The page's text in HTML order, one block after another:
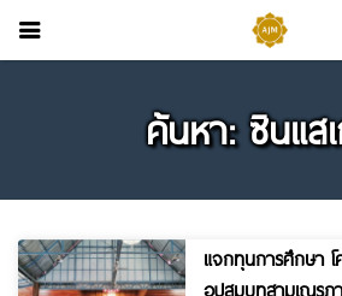
ค้นหา: ซินแส
แจกทุนการศึกษา โ
อุปสมบทสามเณรภ